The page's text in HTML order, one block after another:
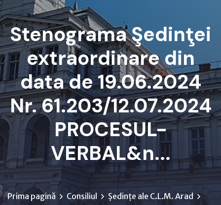
Stenograma Şedinţei
extraordinare din
data de 19.06.2024
Nr. 61.203/12.07.2024
PROCESUL-
VERBAL&n...
Prima pagină Consiliul
Ședințe ale C.L.M. Arad